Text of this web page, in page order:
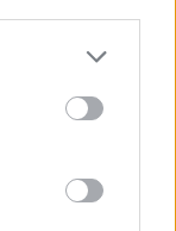
more Google
may click to
party tags to
below Google